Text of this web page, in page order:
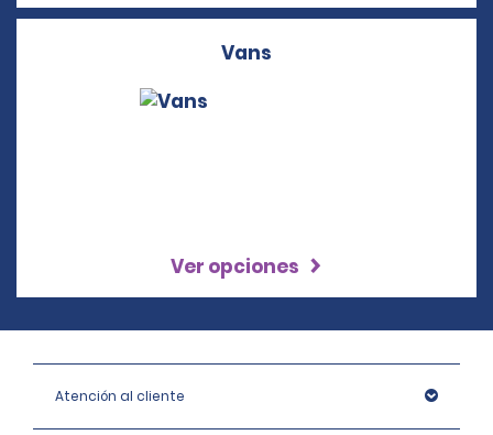
Vans
Ver opciones
Atención al cliente